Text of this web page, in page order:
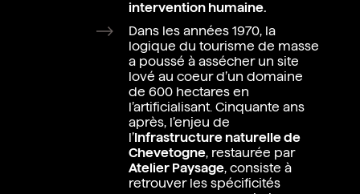
intervention humaine.
Dans les années 1970, la
logique du tourisme de masse
a poussé à assécher un site
lové au coeur d’un domaine
de 600 hectares en
l’artificialisant. Cinquante ans
après, l’enjeu de
l’Infrastructure naturelle de
Chevetogne, restaurée par
Atelier Paysage, consiste à
retrouver les spécificités